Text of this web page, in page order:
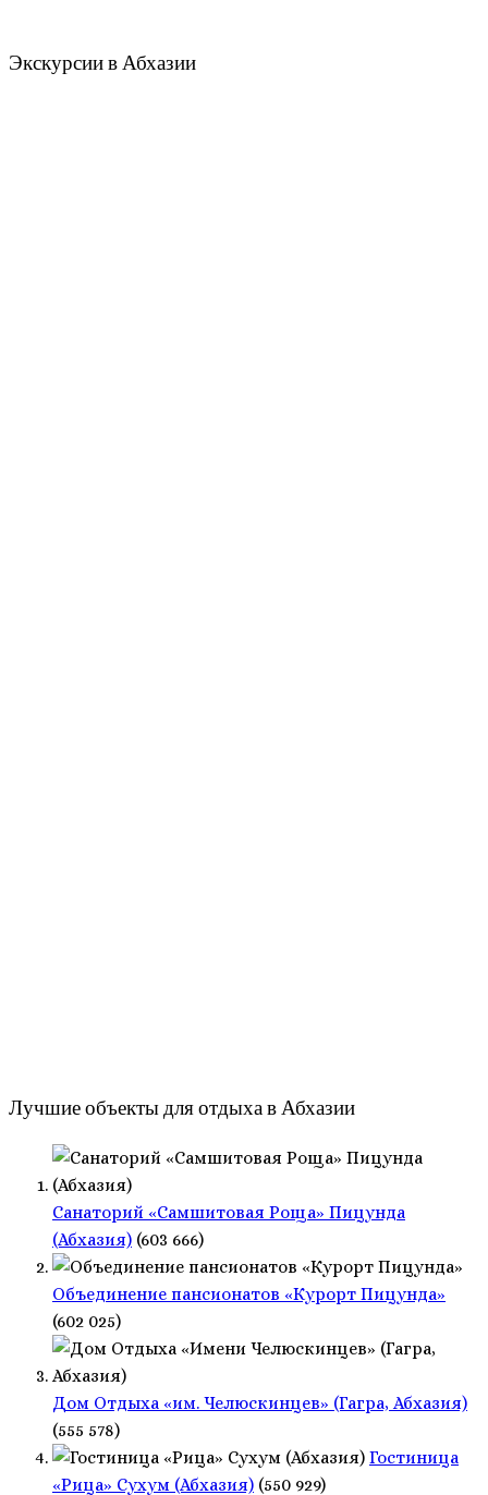
Экскурсии в Абхазии
Лучшие объекты для отдыха в Абхазии
Санаторий «Самшитовая Роща» Пицунда
(Абхазия) (603 666)
Объединение пансионатов «Курорт Пицунда»
(602 025)
Дом Отдыха «им. Челюскинцев» (Гагра, Абхазия)
(555 578)
Гостиница
«Рица» Сухум (Абхазия) (550 929)